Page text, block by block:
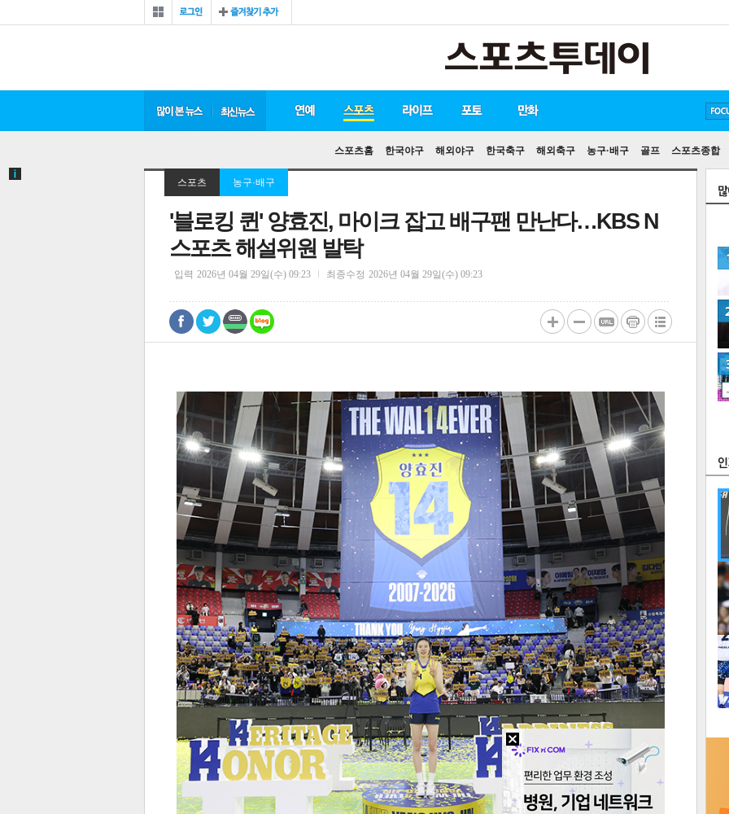
로그 즐겨찾기
많이 본 뉴스 최신 뉴스 연예 스포츠
스포츠홈 한국야구 해외야구 한국축구 해외축구 농구·배구 골프 스포츠종합
라이프 포토
만화
방탄소년단
손흥민
유아인
스포츠 농구·배구
'블로킹 퀸' 양효진, 마이크 잡고 배구팬 만난다…KBS N
스포츠 해설위원 발탁
입력 2026년 04월 29일(수) 09:23 최종수정 2026년 04월 29일(수) 09:23
밴드 네이
0
텍스 텍스 url 복
연예
2